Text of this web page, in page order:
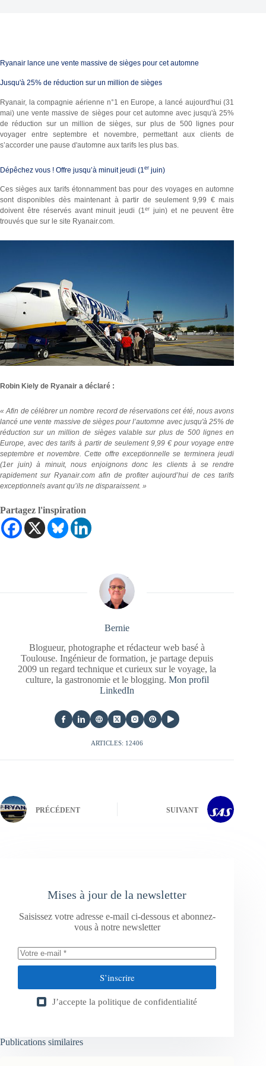
Ryanair lance une vente massive de sièges pour cet automne
Jusqu'à 25% de réduction sur un million de sièges
Ryanair, la compagnie aérienne n°1 en Europe, a lancé aujourd'hui (31
mai) une vente massive de sièges pour cet automne avec jusqu'à 25%
de réduction sur un million de sièges, sur plus de 500 lignes pour
voyager entre septembre et novembre, permettant aux clients de
s’accorder une pause d'automne aux tarifs les plus bas.
Dépêchez vous ! Offre jusqu’à minuit jeudi (1 er juin)
Ces sièges aux tarifs étonnamment bas pour des voyages en automne
sont disponibles dès maintenant à partir de seulement 9,99 € mais
doivent être réservés avant minuit jeudi (1er juin) et ne peuvent être
trouvés que sur le site Ryanair.com.
Robin Kiely de Ryanair a déclaré :
« Afin de célébrer un nombre record de réservations cet été, nous avons
lancé une vente massive de sièges pour l’automne avec jusqu'à 25% de
réduction sur un million de sièges valable sur plus de 500 lignes en
Europe, avec des tarifs à partir de seulement 9,99 € pour voyage entre
septembre et novembre. Cette offre exceptionnelle se terminera jeudi
(1er juin) à minuit, nous enjoignons donc les clients à se rendre
rapidement sur Ryanair.com afin de profiter aujourd’hui de ces tarifs
exceptionnels avant qu’ils ne disparaissent. »
Partagez l'inspiration
Bernie
Blogueur, photographe et rédacteur web basé à
Toulouse. Ingénieur de formation, je partage depuis
2009 un regard technique et curieux sur le voyage, la
culture, la gastronomie et le blogging. Mon profil
LinkedIn
ARTICLES: 12406
PRÉCÉDENT SUIVANT
Mises à jour de la newsletter
Saisissez votre adresse e-mail ci-dessous et abonnez-
vous à notre newsletter
S’inscrire
J’accepte la politique de confidentialité
Publications similaires